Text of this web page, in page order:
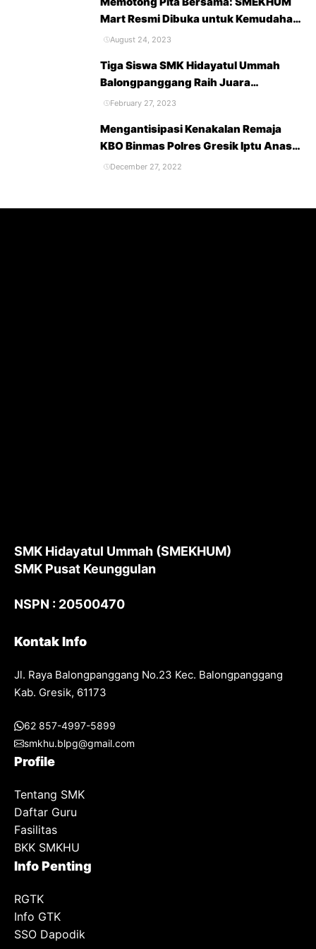
Mart Resmi Dibuka untuk Kemudahan
Belanja dan Kebutuhan Sekolah
August 24, 2023
Tiga Siswa SMK Hidayatul Ummah
Balongpanggang Raih Juara
Accounting Competition 2023
February 27, 2023
Mengantisipasi Kenakalan Remaja
KBO Binmas Polres Gresik Iptu Anas
Berikan Penyuluhan Terhadap Pelajar
December 27, 2022
SMK Hidayatul Ummah (SMEKHUM)
SMK Pusat Keunggulan
NSPN : 20500470
Kontak Info
Jl. Raya Balongpanggang No.23 Kec. Balongpanggang
Kab. Gresik, 61173
62 857-4997-5899
smkhu.blpg@gmail.com
Profile
Tentang SMK
Daftar Guru
Fasilitas
BKK SMKHU
Info Penting
RGTK
Info GTK
SSO Dapodik